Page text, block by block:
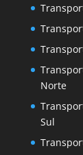
Norte
Sul